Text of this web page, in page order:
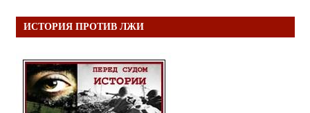
ИСТОРИЯ ПРОТИВ ЛЖИ